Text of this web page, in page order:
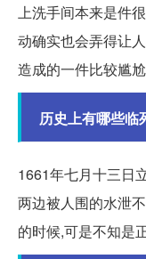
上洗手间本来是件
动确实也会弄得让
造成的一件比较尴
历史上有哪些临
1661年七月十三日
两边被人围的水泄
的时候,可是不知是